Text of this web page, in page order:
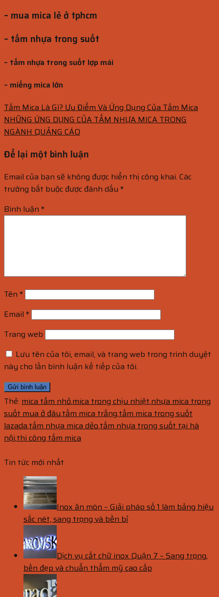
– mua mica lẻ ở tphcm
– tấm nhựa trong suốt
– tấm nhựa trong suốt lợp mái
– miếng mica lớn
Tấm Mica Là Gì? Ưu Điểm Và Ứng Dụng Của Tấm Mica
NHỮNG ỨNG DỤNG CỦA TẤM NHỰA MICA TRONG
NGÀNH QUẢNG CÁO
Để lại một bình luận
Email của bạn sẽ không được hiển thị công khai. Các
trường bắt buộc được đánh dấu *
Bình luận *
Tên *
Email *
Trang web
Lưu tên của tôi, email, và trang web trong trình duyệt
này cho lần bình luận kế tiếp của tôi.
Thẻ: mica tấm nhỏ,mica trong chịu nhiệt,nhựa mica trong
suốt mua ở đâu,tấm mica trắng,tấm mica trong suốt
lazada,tấm nhựa mica dẻo,tấm nhựa trong suốt tại hà
nội,thi công tấm mica
Tin tức mới nhất
Inox ăn mòn – Giải pháp số 1 làm bảng hiệu
sắc nét, sang trọng và bền bỉ
Dịch vụ cắt chữ inox Quận 7 – Sang trọng,
bền đẹp và chuẩn thẩm mỹ cao cấp